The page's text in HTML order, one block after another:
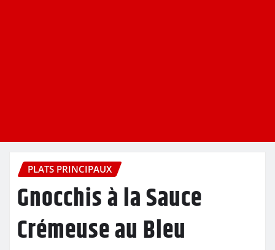
PLATS PRINCIPAUX
Gnocchis à la Sauce
Crémeuse au Bleu